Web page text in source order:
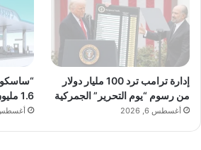
إدارة ترامب ترد 100 مليار دولار
من رسوم “يوم التحرير” الجمركية
أغسطس 6, 2026
1.6 مليون دولار في الربع الثاني
أغسطس 6,